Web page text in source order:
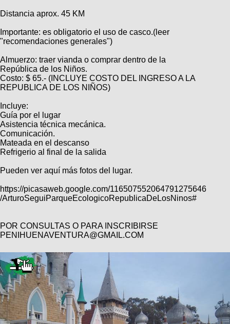
votadas
Distancia aprox. 45 KM
Importante: es obligatorio el uso de casco.(leer
"recomendaciones generales")
Almuerzo: traer vianda o comprar dentro de la
República de los Niños.
Costo: $ 65.- (INCLUYE COSTO DEL INGRESO A LA
REPUBLICA DE LOS NIÑOS)
Incluye:
Guía por el lugar
Asistencia técnica mecánica.
Comunicación.
Mateada en el descanso
Refrigerio al final de la salida
Pueden ver aquí más fotos del lugar.
https://picasaweb.google.com/116507552064791275646
/ArturoSeguiParqueEcologicoRepublicaDeLosNinos#
POR CONSULTAS O PARA INSCRIBIRSE
PENIHUENAVENTURA@GMAIL.COM